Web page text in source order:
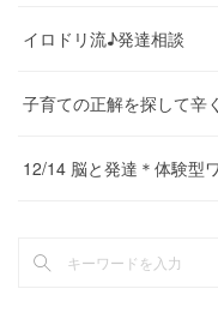
イロドリ流♪発達相談
子育ての正解を探して辛
12/14 脳と発達＊体験型